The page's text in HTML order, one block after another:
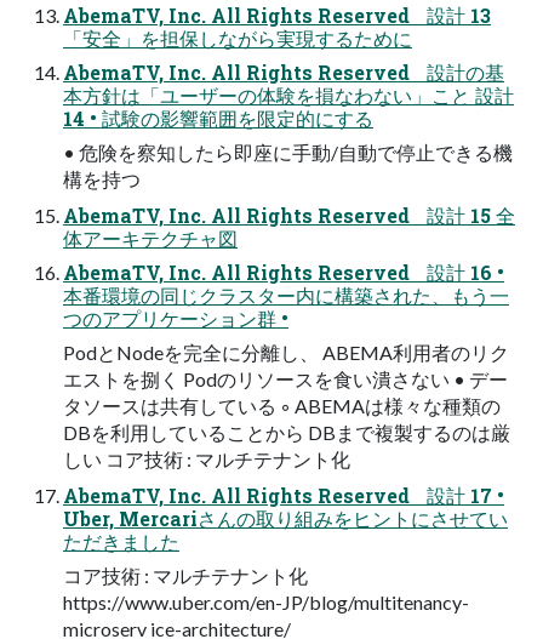
AbemaTV, Inc. All Rights Reserved 設計 13
「安全」を担保しながら実現するために
AbemaTV, Inc. All Rights Reserved 設計の基
本方針は「ユーザーの体験を損なわない」こと 設計
14 • 試験の影響範囲を限定的にする
• 危険を察知したら即座に手動/自動で停止できる機
構を持つ
AbemaTV, Inc. All Rights Reserved 設計 15 全
体アーキテクチャ図
AbemaTV, Inc. All Rights Reserved 設計 16 •
本番環境の同じクラスター内に構築された、もう一
つのアプリケーション群 •
PodとNodeを完全に分離し、 ABEMA利用者のリク
エストを捌く Podのリソースを食い潰さない • デー
タソースは共有している ◦ ABEMAは様々な種類の
DBを利用していることから DBまで複製するのは厳
しい コア技術 : マルチテナント化
AbemaTV, Inc. All Rights Reserved 設計 17 •
Uber, Mercariさんの取り組みをヒントにさせてい
ただきました
コア技術 : マルチテナント化
https://www.uber.com/en-JP/blog/multitenancy-
microserv ice-architecture/